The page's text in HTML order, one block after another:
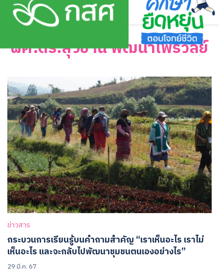
Skip
ผศ.ดร.สุวิชาน พัฒนาไพรวัลย์
ข่าวสาร
กระบวนการเรียนรู้บนคำถามสำคัญ “เราเห็นอะไร เราไม่
เห็นอะไร และจะกลับไปพัฒนาชุมชนตนเองอย่างไร”
29 มี.ค. 67